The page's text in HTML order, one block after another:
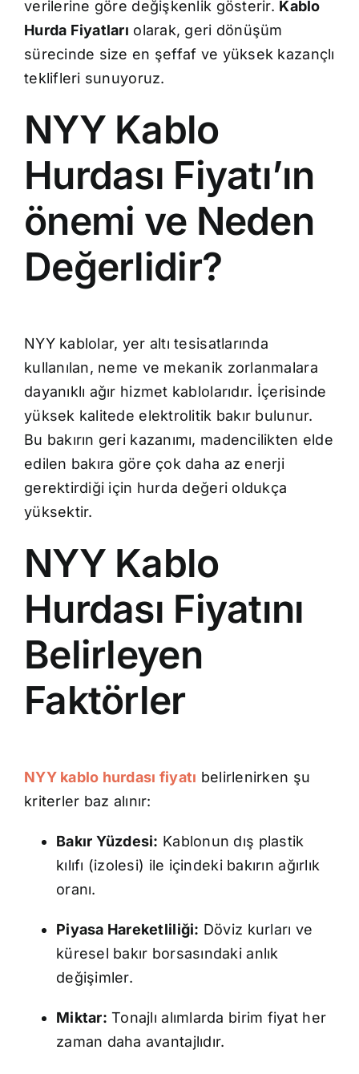
verilerine göre değişkenlik gösterir. Kablo
Hurda Fiyatları olarak, geri dönüşüm
sürecinde size en şeffaf ve yüksek kazançlı
teklifleri sunuyoruz.
NYY Kablo
Hurdası Fiyatı’ın
önemi ve Neden
Değerlidir?
NYY kablolar, yer altı tesisatlarında
kullanılan, neme ve mekanik zorlanmalara
dayanıklı ağır hizmet kablolarıdır. İçerisinde
yüksek kalitede elektrolitik bakır bulunur.
Bu bakırın geri kazanımı, madencilikten elde
edilen bakıra göre çok daha az enerji
gerektirdiği için hurda değeri oldukça
yüksektir.
NYY Kablo
Hurdası Fiyatını
Belirleyen
Faktörler
NYY kablo hurdası fiyatı belirlenirken şu
kriterler baz alınır:
Bakır Yüzdesi: Kablonun dış plastik
kılıfı (izolesi) ile içindeki bakırın ağırlık
oranı.
Piyasa Hareketliliği: Döviz kurları ve
küresel bakır borsasındaki anlık
değişimler.
Miktar: Tonajlı alımlarda birim fiyat her
zaman daha avantajlıdır.